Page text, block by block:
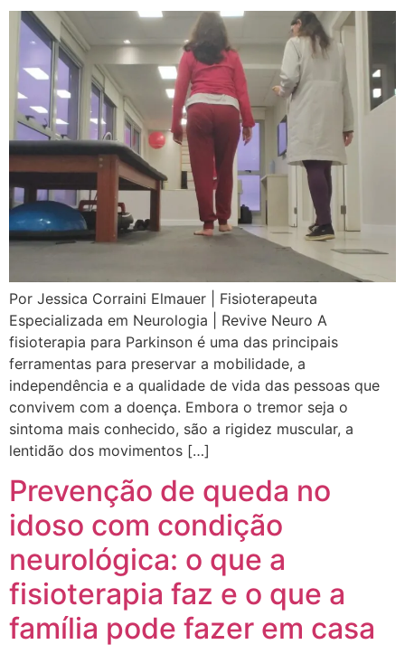
Por Jessica Corraini Elmauer | Fisioterapeuta
Especializada em Neurologia | Revive Neuro A
fisioterapia para Parkinson é uma das principais
ferramentas para preservar a mobilidade, a
independência e a qualidade de vida das pessoas que
convivem com a doença. Embora o tremor seja o
sintoma mais conhecido, são a rigidez muscular, a
lentidão dos movimentos […]
Prevenção de queda no
idoso com condição
neurológica: o que a
fisioterapia faz e o que a
família pode fazer em casa